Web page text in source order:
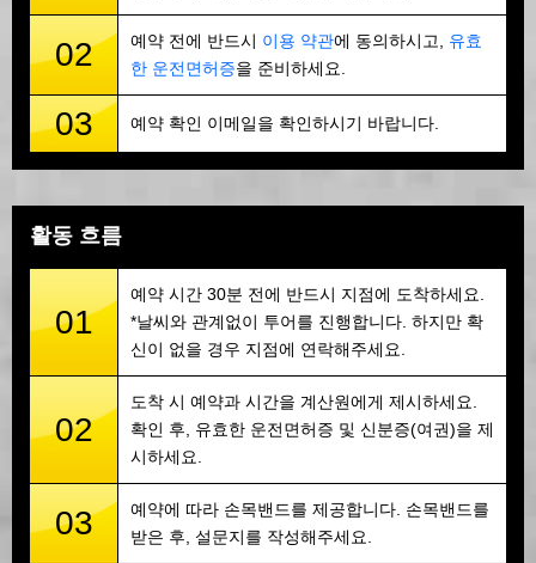
02 예약 전에 반드시 이용 약관에 동의하시고, 유효
한 운전면허증을 준비하세요.
03 예약 확인 이메일을 확인하시기 바랍니다.
활동 흐름
01
예약 시간 30분 전에 반드시 지점에 도착하세요.
*날씨와 관계없이 투어를 진행합니다. 하지만 확
신이 없을 경우 지점에 연락해주세요.
02
도착 시 예약과 시간을 계산원에게 제시하세요.
확인 후, 유효한 운전면허증 및 신분증(여권)을 제
시하세요.
03
예약에 따라 손목밴드를 제공합니다. 손목밴드를
받은 후, 설문지를 작성해주세요.